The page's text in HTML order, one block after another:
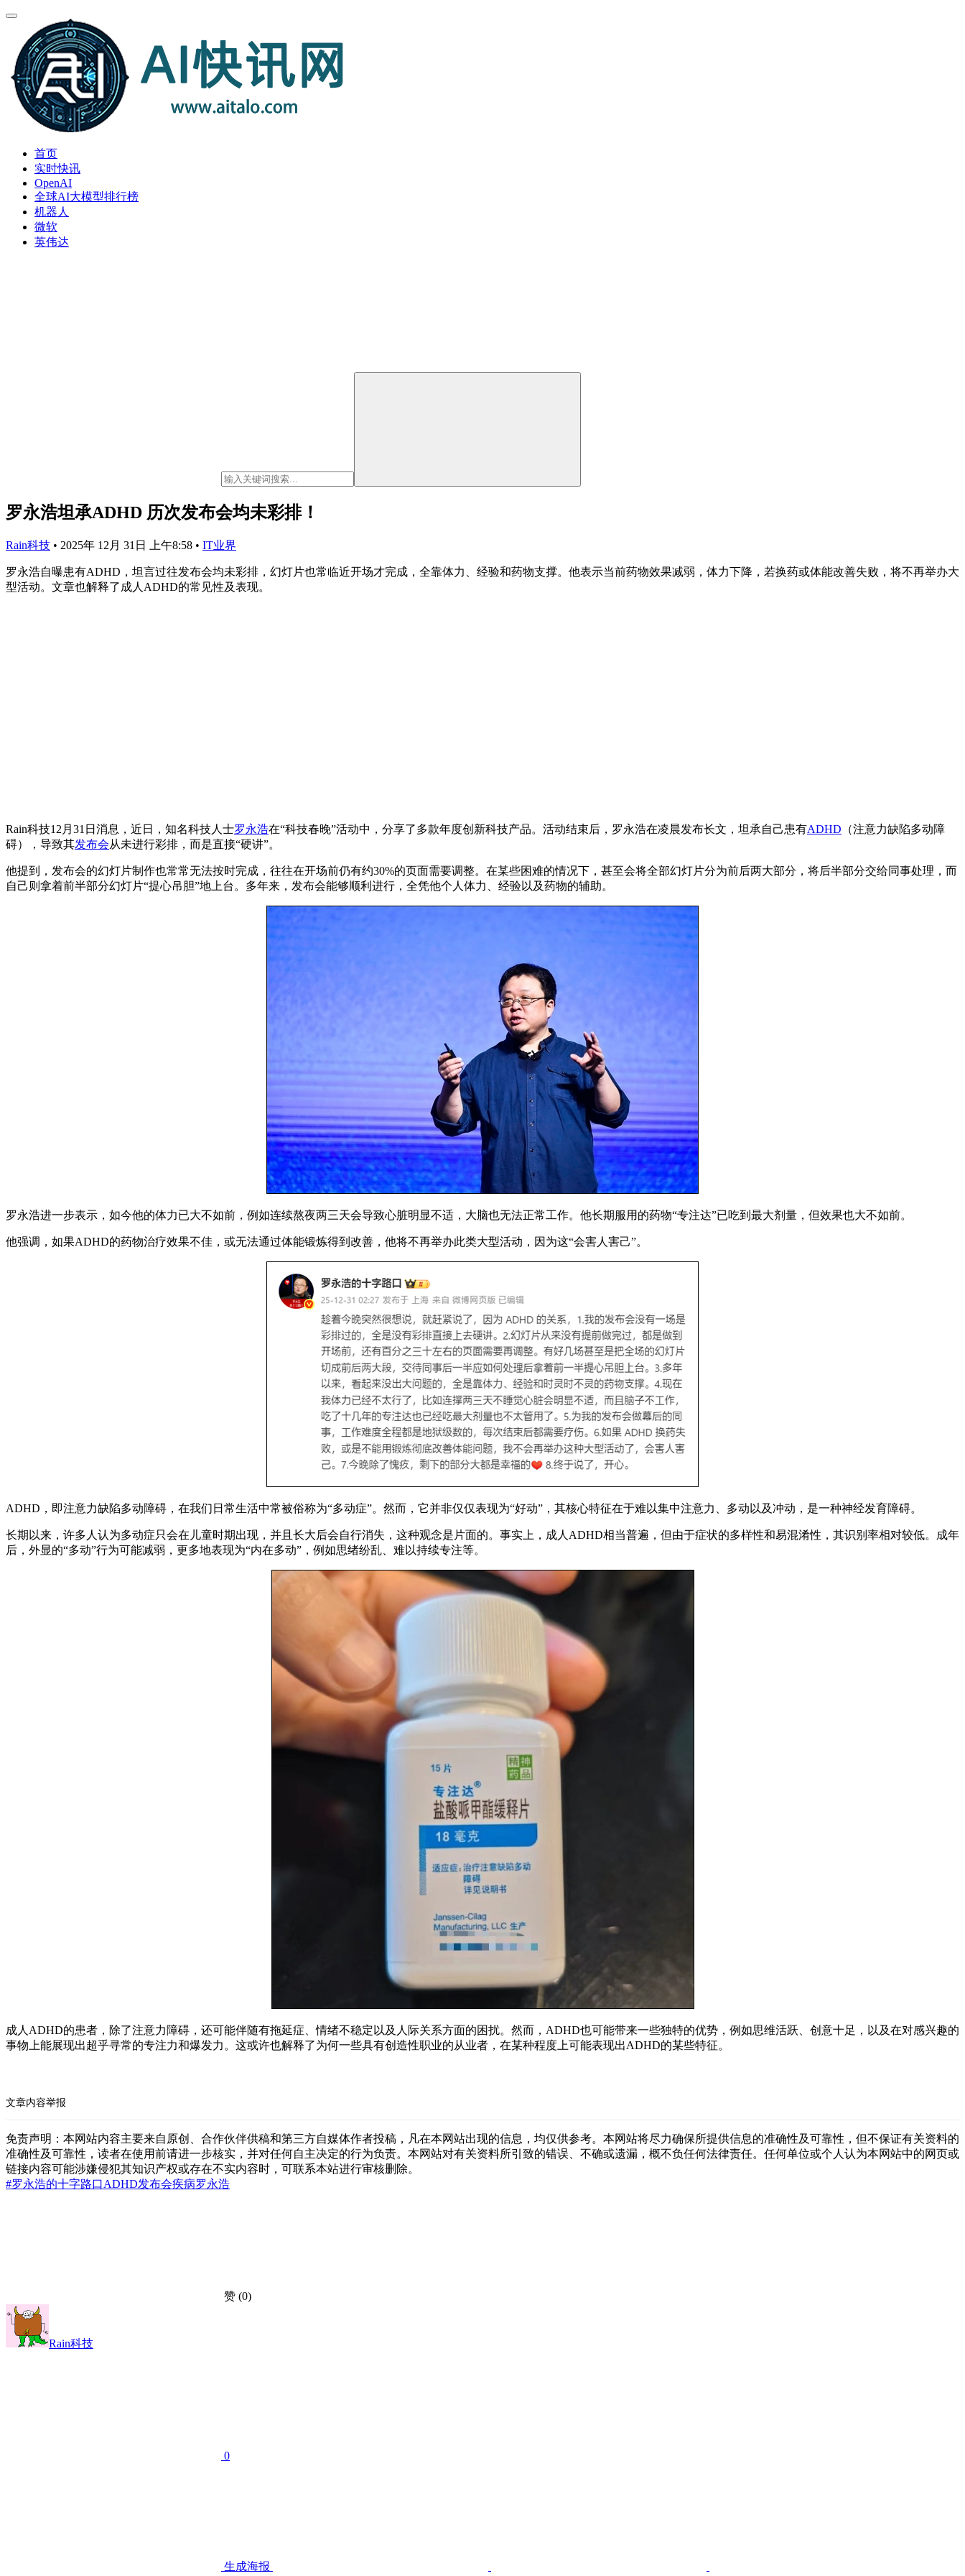
首页
实时快讯
OpenAI
全球AI大模型排行榜
机器人
微软
英伟达
罗永浩坦承ADHD 历次发布会均未彩排！
Rain科技 • 2025年 12月 31日 上午8:58 • IT业界
罗永浩自曝患有ADHD，坦言过往发布会均未彩排，幻灯片也常临近开场才完成，全靠体力、经验和药物支撑。他表示当前药物效果减弱，体力下降，若换药或体能改善失败，将不再举办大
型活动。文章也解释了成人ADHD的常见性及表现。
Rain科技12月31日消息，近日，知名科技人士罗永浩在“科技春晚”活动中，分享了多款年度创新科技产品。活动结束后，罗永浩在凌晨发布长文，坦承自己患有ADHD （注意力缺陷多动障
碍），导致其发布会从未进行彩排，而是直接“硬讲”。
他提到，发布会的幻灯片制作也常常无法按时完成，往往在开场前仍有约30%的页面需要调整。在某些困难的情况下，甚至会将全部幻灯片分为前后两大部分，将后半部分交给同事处理，而
自己则拿着前半部分幻灯片“提心吊胆”地上台。多年来，发布会能够顺利进行，全凭他个人体力、经验以及药物的辅助。
罗永浩进一步表示，如今他的体力已大不如前，例如连续熬夜两三天会导致心脏明显不适，大脑也无法正常工作。他长期服用的药物“专注达”已吃到最大剂量，但效果也大不如前。
他强调，如果ADHD的药物治疗效果不佳，或无法通过体能锻炼得到改善，他将不再举办此类大型活动，因为这“会害人害己”。
ADHD，即注意力缺陷多动障碍，在我们日常生活中常被俗称为“多动症”。然而，它并非仅仅表现为“好动”，其核心特征在于难以集中注意力、多动以及冲动，是一种神经发育障碍。
长期以来，许多人认为多动症只会在儿童时期出现，并且长大后会自行消失，这种观念是片面的。事实上，成人ADHD相当普遍，但由于症状的多样性和易混淆性，其识别率相对较低。成年
后，外显的“多动”行为可能减弱，更多地表现为“内在多动”，例如思绪纷乱、难以持续专注等。
成人ADHD的患者，除了注意力障碍，还可能伴随有拖延症、情绪不稳定以及人际关系方面的困扰。然而，ADHD也可能带来一些独特的优势，例如思维活跃、创意十足，以及在对感兴趣的
事物上能展现出超乎寻常的专注力和爆发力。这或许也解释了为何一些具有创造性职业的从业者，在某种程度上可能表现出ADHD的某些特征。
文章内容举报
免责声明：本网站内容主要来自原创、合作伙伴供稿和第三方自媒体作者投稿，凡在本网站出现的信息，均仅供参考。本网站将尽力确保所提供信息的准确性及可靠性，但不保证有关资料的
准确性及可靠性，读者在使用前请进一步核实，并对任何自主决定的行为负责。本网站对有关资料所引致的错误、不确或遗漏，概不负任何法律责任。任何单位或个人认为本网站中的网页或
链接内容可能涉嫌侵犯其知识产权或存在不实内容时，可联系本站进行审核删除。
#罗永浩的十字路口ADHD发布会疾病罗永浩
赞 (0)
Rain科技
0
生成海报